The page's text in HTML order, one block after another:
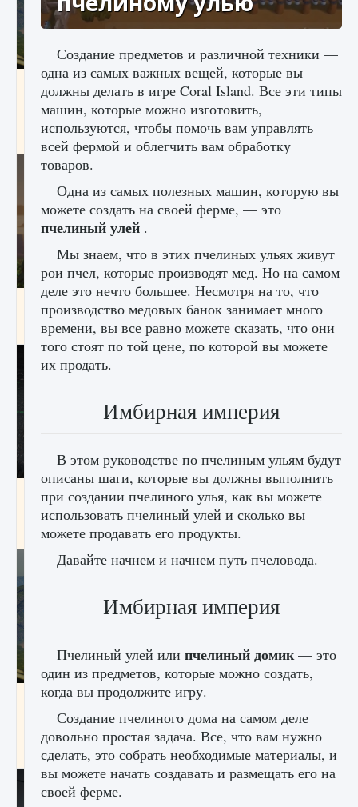
Как исправить ошибку Palworld «Идет
сохранение мира — Невозможно начать
сохранение данных мира»
9 августа 2024 2 511 0 0
Как заработать медали лиги Clash of Clans
9 августа 2024 2 599 0 1
лицензии, лиги, команды и стадионы в EA
FC 25
9 августа 2024 2 395 0
Как исправить ошибку Palworld EPalworld
«Идет сохранение мира — Невозможно
начать сохранение данных мира»
9 августа 2024 2 711 0 0
Создание предметов и различной техники —
одна из самых важных вещей, которые вы
должны делать в игре Coral Island. Все эти типы
машин, которые можно изготовить,
используются, чтобы помочь вам управлять
всей фермой и облегчить вам обработку
товаров.
Одна из самых полезных машин, которую вы
можете создать на своей ферме, — это
пчелиный улей .
Мы знаем, что в этих пчелиных ульях живут
рои пчел, которые производят мед. Но на самом
деле это нечто большее. Несмотря на то, что
производство медовых банок занимает много
времени, вы все равно можете сказать, что они
того стоят по той цене, по которой вы можете
их продать.
Имбирная империя
В этом руководстве по пчелиным ульям будут
описаны шаги, которые вы должны выполнить
при создании пчелиного улья, как вы можете
использовать пчелиный улей и сколько вы
можете продавать его продукты.
Давайте начнем и начнем путь пчеловода.
Имбирная империя
Пчелиный улей или пчелиный домик— это
один из предметов, которые можно создать,
когда вы продолжите игру.
Создание пчелиного дома на самом деле
довольно простая задача. Все, что вам нужно
сделать, это собрать необходимые материалы, и
вы можете начать создавать и размещать его на
своей ферме.